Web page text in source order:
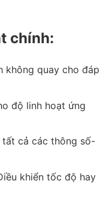
chính:
không quay cho đáp
độ linh hoạt ứng
tất cả các thông số-
khiển tốc độ hay